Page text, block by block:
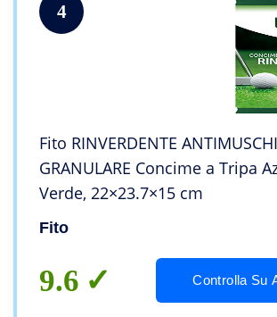
4
Fito RINVERDENTE
GRANULARE Concime a Tripa
Verde, 22×23.7×15 cm
Fito
9.6 Controlla Su